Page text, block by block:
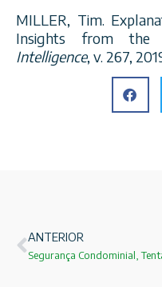
MILLER, Tim.
Insights from the
Intelligence, v. 267,
ANTERIOR